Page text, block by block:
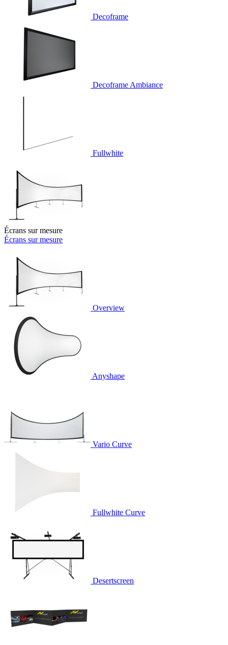
Decoframe
Decoframe Ambiance
Fullwhite
Écrans sur mesure
Écrans sur mesure
Overview
Anyshape
Vario Curve
Fullwhite Curve
Desertscreen